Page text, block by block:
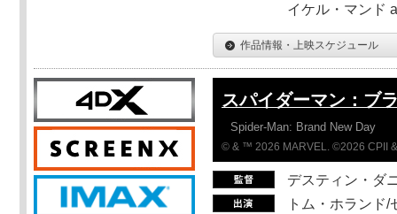
イケル・マンド
作品情報・上映スケジュール
スパイダーマン：ブ
Spider-Man: Brand New Day
© & ™ 2026 MARVEL. ©2026 CPII
デスティン・ダ
トム・ホランド